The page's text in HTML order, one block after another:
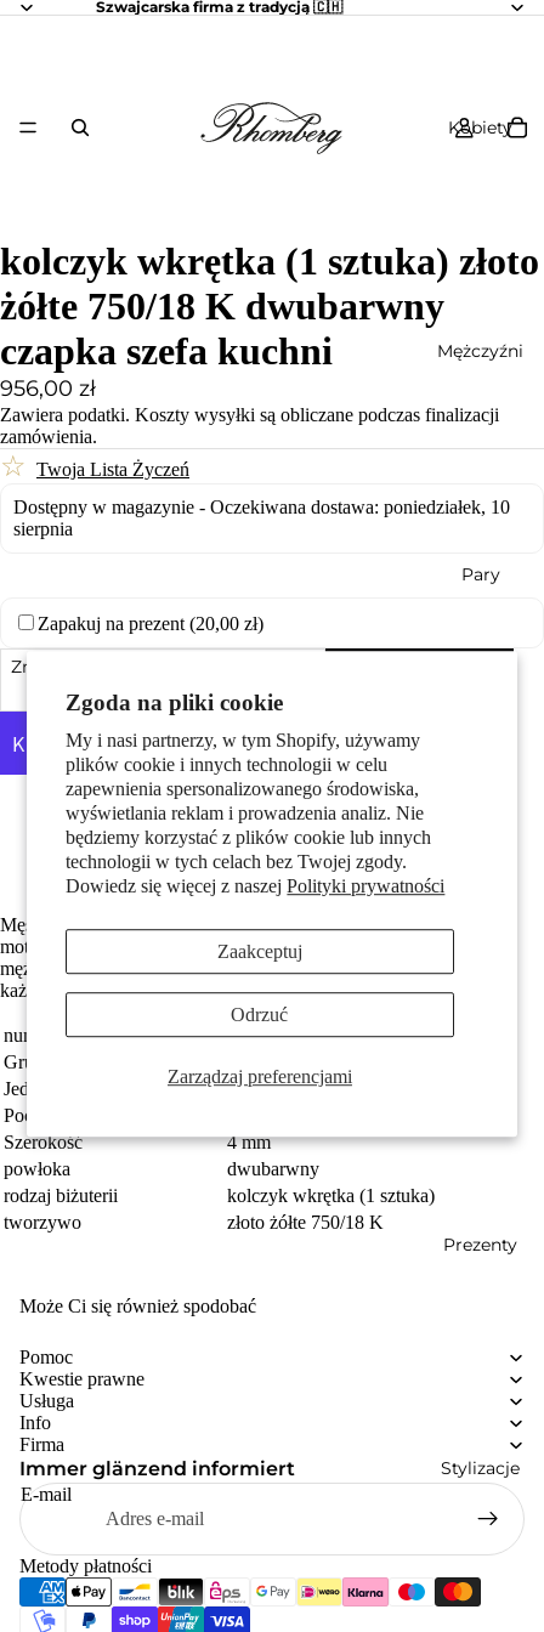
Zgoda na pliki cookie
My i nasi partnerzy, w tym Shopify, używamy
plików cookie i innych technologii w celu
zapewnienia spersonalizowanego środowiska,
wyświetlania reklam i prowadzenia analiz. Nie
będziemy korzystać z plików cookie lub innych
technologii w tych celach bez Twojej zgody.
Dowiedz się więcej z naszejPolityki prywatności
Zarządzaj preferencjami
Zaakceptuj
Odrzuć
Szwajcarska firma z tradycją 🇨🇭
Kobiety
Mężczyźni
Pary
Prezenty
Stylizacje
kolczyk wkrętka (1 sztuka) złoto
żółte 750/18 K dwubarwny
czapka szefa kuchni
956,00 zł
Zawiera podatki. Koszty wysyłki są obliczane podczas finalizacji
zamówienia.
☆ Twoja Lista Życzeń
Dostępny w magazynie - Oczekiwana dostawa: poniedziałek, 10
sierpnia
Zapakuj na prezent (20,00 zł)
Zmniejsz ilość
Więcej opcji płatności
Made in Germany
Wykonane z odzyskanego złota
Darmowa dostawa
Męski kolczyk na ucho wykonany z 750 żółtego złota, ozdobiony
motywem czapki kucharskiej. Elegancki i oryginalny dodatek dla
mężczyzn, którzy cenią sobie styl i wyjątkowe detale. Idealny na
każdą okazję, podkreślający indywidualność i pasję do gotowania.
numer zamówienia
505150
Grupa docelowa
Jednostka
sztuka
Pochodzenie
Szerokość
4 mm
powłoka
dwubarwny
rodzaj biżuterii
kolczyk wkrętka (1 sztuka)
tworzywo
złoto żółte 750/18 K
Może Ci się również spodobać
Pomoc
Kwestie prawne
Usługa
Info
Firma
Immer glänzend informiert
E-mail
Metody płatności